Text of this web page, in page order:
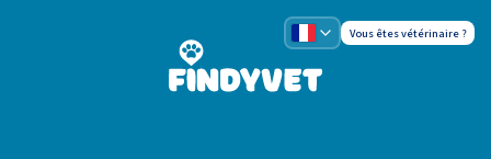
Vous êtes vétérinaire ?